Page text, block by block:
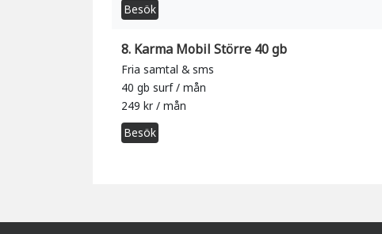
Besök
8. Karma Mobil Större 40 gb
Fria samtal & sms
40 gb surf / mån
249 kr / mån
Besök